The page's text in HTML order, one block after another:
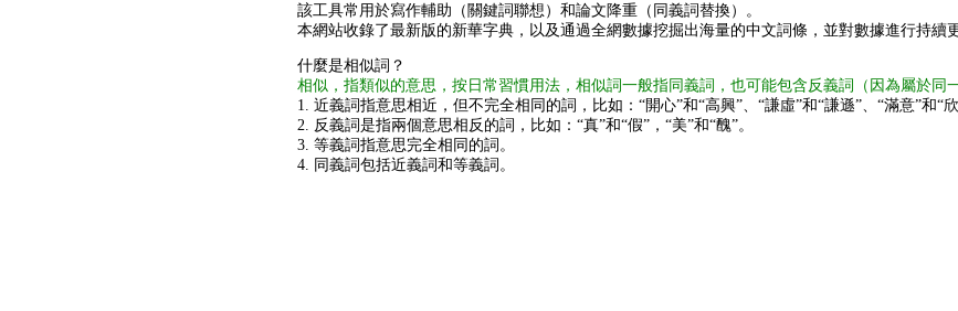
該工具常用於寫作輔助（關鍵詞聯想）和論文降重（同義詞替換）。
本網站收錄了最新版的新華字典，以及通過全網數據挖掘出海量的中文詞條，並對數據進行持續
什麼是相似詞？
相似，指類似的意思，按日常習慣用法，相似詞一般指同義詞，也可能包含反義詞（因為屬於同
1. 近義詞指意思相近，但不完全相同的詞，比如：“開心”和“高興”、“謙虛”和“謙遜”、“滿意”和“欣
2. 反義詞是指兩個意思相反的詞，比如：“真”和“假”，“美”和“醜”。
3. 等義詞指意思完全相同的詞。
4. 同義詞包括近義詞和等義詞。